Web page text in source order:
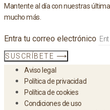
Mantente al día con nuestras
mucho más.
Entra tu correo electrónico
SUSCRÍBETE ⟶
Aviso legal
Política de privacidad
Política de cookies
Condiciones de uso